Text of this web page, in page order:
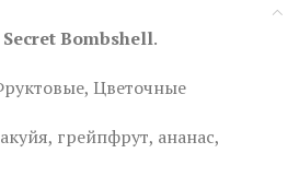
Bombshell.
Цветочные
грейпфрут, ананас,